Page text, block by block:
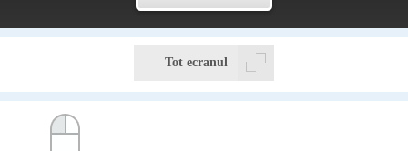
Tot ecranul